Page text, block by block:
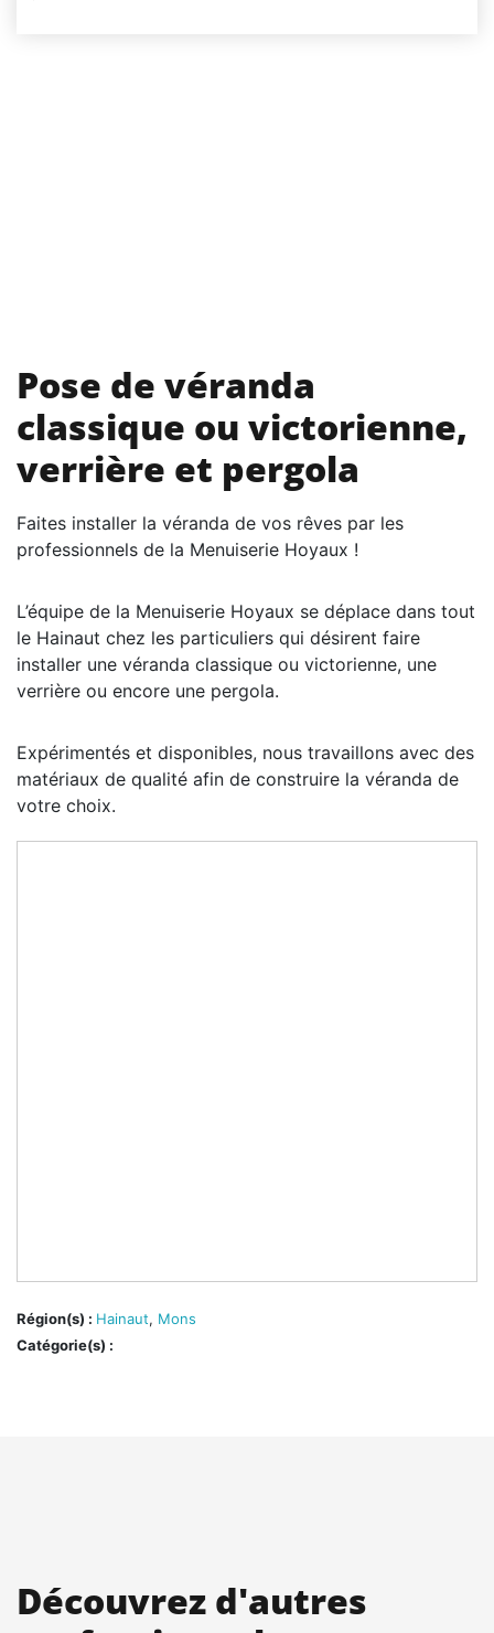
Pose de véranda
classique ou victorienne,
verrière et pergola
Faites installer la véranda de vos rêves par les
professionnels de la Menuiserie Hoyaux !
L’équipe de la Menuiserie Hoyaux se déplace dans tout
le Hainaut chez les particuliers qui désirent faire
installer une véranda classique ou victorienne, une
verrière ou encore une pergola.
Expérimentés et disponibles, nous travaillons avec des
matériaux de qualité afin de construire la véranda de
votre choix.
Région(s) : Hainaut, Mons
Catégorie(s) :
Découvrez d'autres